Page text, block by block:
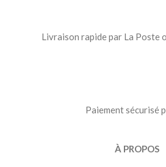
Livraison rapide par La Poste
Paiement sécurisé
À PROPOS